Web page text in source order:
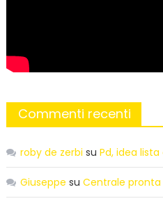
Commenti recenti
roby de zerbi su Pd, idea
Giuseppe su Centrale pronta